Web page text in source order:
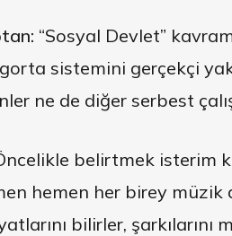
“Sosyal Devlet”
sistemini gerçekçi
ne de diğer serbest
belirtmek isterim
hemen her birey müzik
bilirler,